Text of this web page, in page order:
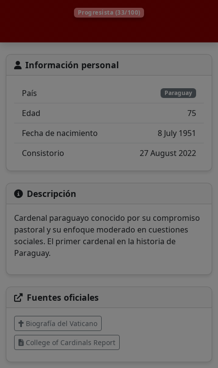
Progresista (33/100)
Información personal
País Paraguay
Edad
75
Fecha de nacimiento
8 July 1951
Consistorio
27 August 2022
Descripción
Cardenal paraguayo conocido por su compromiso
pastoral y su enfoque moderado en cuestiones
sociales. El primer cardenal en la historia de
Paraguay.
Fuentes oficiales
Biografía del Vaticano
College of Cardinals Report